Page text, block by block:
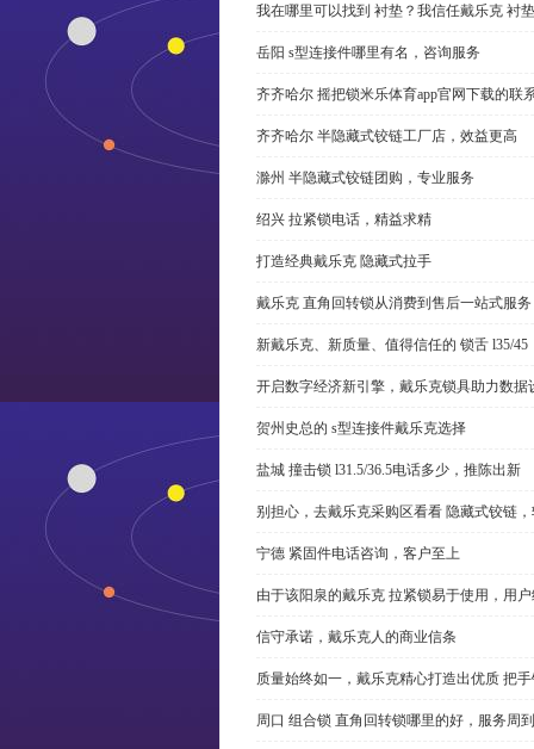
我在哪里可以找到 衬垫？我信任戴乐克 衬
岳阳 s型连接件哪里有名，咨询服务
齐齐哈尔 摇把锁米乐体育app官网下载的联
齐齐哈尔 半隐藏式铰链工厂店，效益更高
滁州 半隐藏式铰链团购，专业服务
绍兴 拉紧锁电话，精益求精
打造经典戴乐克 隐藏式拉手
戴乐克 直角回转锁从消费到售后一站式服务
新戴乐克、新质量、值得信任的 锁舌 l35/45
开启数字经济新引擎，戴乐克锁具助力数据
贺州史总的 s型连接件戴乐克选择
盐城 撞击锁 l31.5/36.5电话多少，推陈出新
别担心，去戴乐克采购区看看 隐藏式铰链
宁德 紧固件电话咨询，客户至上
由于该阳泉的戴乐克 拉紧锁易于使用，用
信守承诺，戴乐克人的商业信条
质量始终如一，戴乐克精心打造出优质 把
周口 组合锁 直角回转锁哪里的好，服务周到